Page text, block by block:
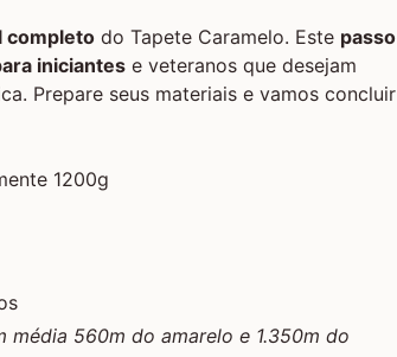
completo do Tapete Caramelo. Este passo
iniciantes e veteranos que desejam
Prepare seus materiais e vamos concluir
1200g
média 560m do amarelo e 1.350m do